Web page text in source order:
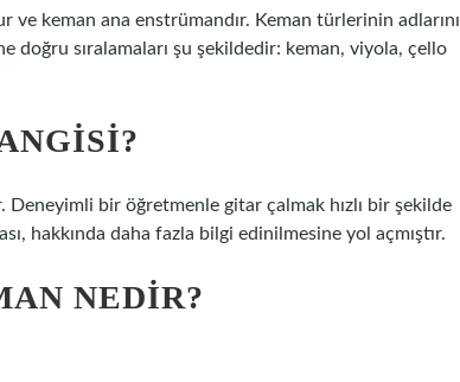
keman ana enstrümandır. Keman türlerinin adlarını
doğru sıralamaları şu şekildedir: keman, viyola, çello
bir öğretmenle gitar çalmak hızlı bir şekilde
hakkında daha fazla bilgi edinilmesine yol açmıştır.
NEDIR?